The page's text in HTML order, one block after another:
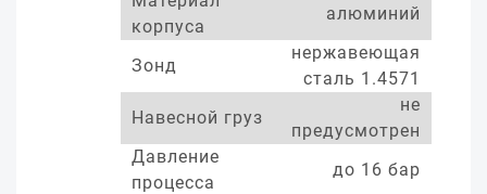
корпуса
алюминий
Зонд
нержавеющая
сталь 1.4571
Навесной груз
не
предусмотрен
Давление
процесса
до 16 бар